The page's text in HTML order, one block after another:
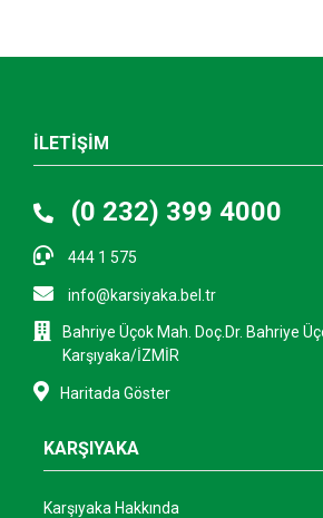
İLETİŞİM
(0 232) 399 4000
444 1 575
info@karsiyaka.bel.tr
Bahriye Üçok Mah. Doç.Dr. Bahriye
Karşıyaka/İZMİR
Haritada Göster
KARŞIYAKA
Karşıyaka Hakkında